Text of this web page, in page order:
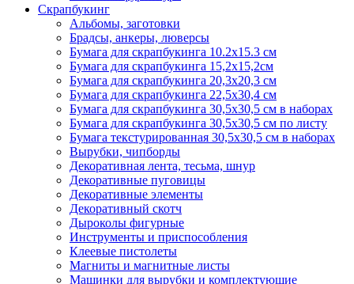
Скрапбукинг
Альбомы, заготовки
Брадсы, анкеры, люверсы
Бумага для скрапбукинга 10.2х15.3 см
Бумага для скрапбукинга 15,2х15,2см
Бумага для скрапбукинга 20,3х20,3 см
Бумага для скрапбукинга 22,5х30,4 см
Бумага для скрапбукинга 30,5х30,5 см в наборах
Бумага для скрапбукинга 30,5х30,5 см по листу
Бумага текстурированная 30,5х30,5 см в наборах
Вырубки, чипборды
Декоративная лента, тесьма, шнур
Декоративные пуговицы
Декоративные элементы
Декоративный скотч
Дыроколы фигурные
Инструменты и приспособления
Клеевые пистолеты
Магниты и магнитные листы
Машинки для вырубки и комплектующие